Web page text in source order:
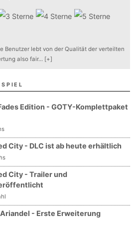
Benutzer lebt von der Qualität der verteilten
also fair... [+]
Edition - GOTY-Komplettpaket
City - DLC ist ab heute erhältlich
City - Trailer und
- Erste Erweiterung